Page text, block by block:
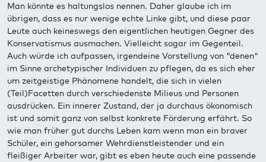
Man könnte es haltungslos nennen. Daher glaube ich im
übrigen, dass es nur wenige echte Linke gibt, und diese paar
Leute auch keineswegs den eigentlichen heutigen Gegner des
Konservatismus ausmachen. Vielleicht sogar im Gegenteil.
Auch würde ich aufpassen, irgendeine Vorstellung von "denen"
im Sinne archetypischer Individuen zu pflegen, da es sich eher
um zeitgeistige Phänomene handelt, die sich in vielen
(Teil)Facetten durch verschiedenste Milieus und Personen
ausdrücken. Ein innerer Zustand, der ja durchaus ökonomisch
ist und somit ganz von selbst konkrete Förderung erfährt. So
wie man früher gut durchs Leben kam wenn man ein braver
Schüler, ein gehorsamer Wehrdienstleistender und ein
fleißiger Arbeiter war, gibt es eben heute auch eine passende